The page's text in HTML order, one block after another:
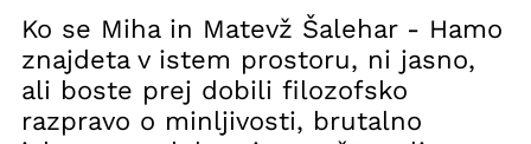
Ko se Miha in Matevž Šalehar - Hamo
znajdeta v istem prostoru, ni jasno,
ali boste prej dobili filozofsko
razpravo o minljivosti, brutalno